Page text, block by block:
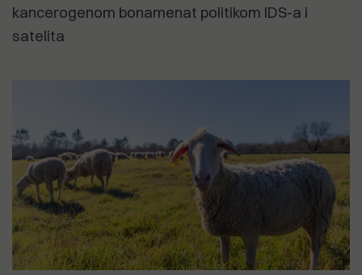
kancerogenom bonamenat politikom IDS-a i
satelita